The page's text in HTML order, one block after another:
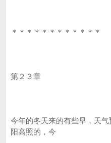
＊＊＊＊＊＊＊＊＊＊＊＊
第２３章
今年的冬天来的有些早，天
阳高照的，今